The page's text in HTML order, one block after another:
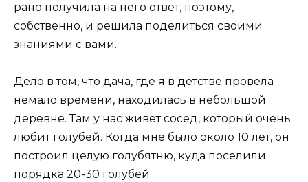
рано получила на него ответ, поэтому,
собственно, и решила поделиться своими
знаниями с вами.
Дело в том, что дача, где я в детстве провела
немало времени, находилась в небольшой
деревне. Там у нас живет сосед, который очень
любит голубей. Когда мне было около 10 лет, он
построил целую голубятню, куда поселили
порядка 20-30 голубей.